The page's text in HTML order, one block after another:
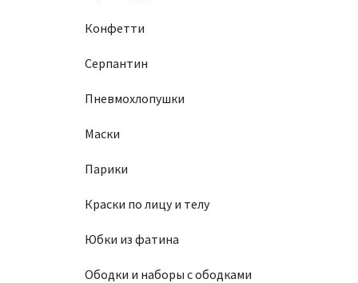
Конфетти
Серпантин
Пневмохлопушки
Маски
Парики
Краски по лицу и телу
Юбки из фатина
Ободки и наборы с ободками